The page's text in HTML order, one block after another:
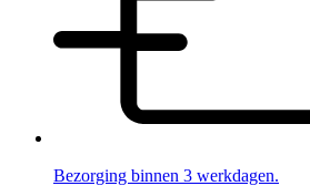
Bezorging binnen 3 werkdagen.